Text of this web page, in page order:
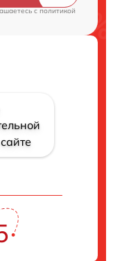
cполитикой